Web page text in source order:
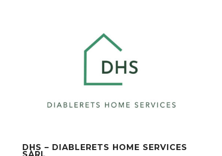
DHS – DIABLERETS HOME SERVICES